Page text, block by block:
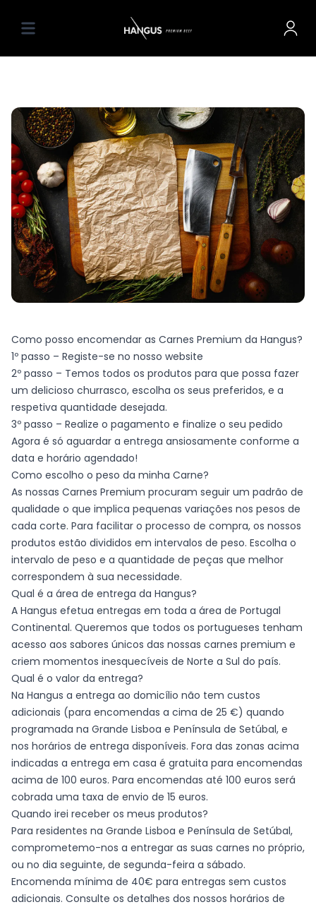
Como posso encomendar as Carnes Premium da Hangus?
1º passo – Registe-se no nosso website
2º passo – Temos todos os produtos para que possa fazer
um delicioso churrasco, escolha os seus preferidos, e a
respetiva quantidade desejada.
3º passo – Realize o pagamento e finalize o seu pedido
Agora é só aguardar a entrega ansiosamente conforme a
data e horário agendado!
Como escolho o peso da minha Carne?
As nossas Carnes Premium procuram seguir um padrão de
qualidade o que implica pequenas variações nos pesos de
cada corte. Para facilitar o processo de compra, os nossos
produtos estão divididos em intervalos de peso. Escolha o
intervalo de peso e a quantidade de peças que melhor
correspondem à sua necessidade.
Qual é a área de entrega da Hangus?
A Hangus efetua entregas em toda a área de Portugal
Continental. Queremos que todos os portugueses tenham
acesso aos sabores únicos das nossas carnes premium e
criem momentos inesquecíveis de Norte a Sul do país.
Qual é o valor da entrega?
Na Hangus a entrega ao domicílio não tem custos
adicionais (para encomendas a cima de 25 €) quando
programada na Grande Lisboa e Península de Setúbal, e
nos horários de entrega disponíveis. Fora das zonas acima
indicadas a entrega em casa é gratuita para encomendas
acima de 100 euros. Para encomendas até 100 euros será
cobrada uma taxa de envio de 15 euros.
Quando irei receber os meus produtos?
Para residentes na Grande Lisboa e Península de Setúbal,
comprometemo-nos a entregar as suas carnes no próprio,
ou no dia seguinte, de segunda-feira a sábado.
Encomenda mínima de 40€ para entregas sem custos
adicionais. Consulte os detalhes dos nossos horários de